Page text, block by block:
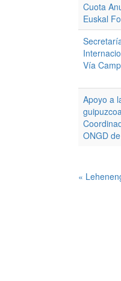
Cuota
Euskal
Vía
Apoyo a
ONGD
«